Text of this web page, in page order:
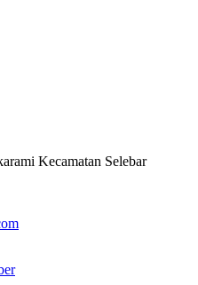
Kecamatan Selebar